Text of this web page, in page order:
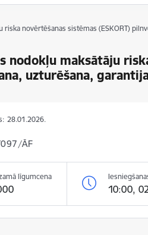
novērtēšanas sistēmas (ESKORT)
nodokļu maksātāju
uzturēšana,
28.01.2026.
ĀF
līgumcena
10:00,